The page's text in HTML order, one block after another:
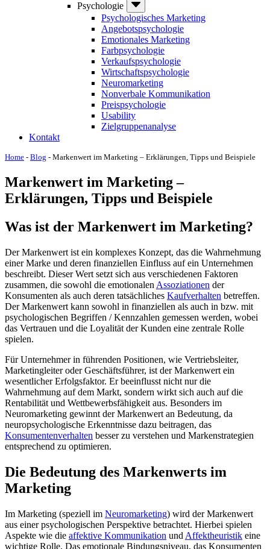
Psychologie
Psychologisches Marketing
Angebotspsychologie
Emotionales Marketing
Farbpsychologie
Verkaufspsychologie
Wirtschaftspsychologie
Neuromarketing
Nonverbale Kommunikation
Preispsychologie
Usability
Zielgruppenanalyse
Kontakt
Home - Blog - Markenwert im Marketing – Erklärungen, Tipps und Beispiele
Markenwert im Marketing –
Erklärungen, Tipps und Beispiele
Was ist der Markenwert im Marketing?
Der Markenwert ist ein komplexes Konzept, das die Wahrnehmung
einer Marke und deren finanziellen Einfluss auf ein Unternehmen
beschreibt. Dieser Wert setzt sich aus verschiedenen Faktoren
zusammen, die sowohl die emotionalen Assoziationen der
Konsumenten als auch deren tatsächliches Kaufverhalten betreffen.
Der Markenwert kann sowohl in finanziellen als auch in bzw. mit
psychologischen Begriffen / Kennzahlen gemessen werden, wobei
das Vertrauen und die Loyalität der Kunden eine zentrale Rolle
spielen.
Für Unternehmer in führenden Positionen, wie Vertriebsleiter,
Marketingleiter oder Geschäftsführer, ist der Markenwert ein
wesentlicher Erfolgsfaktor. Er beeinflusst nicht nur die
Wahrnehmung auf dem Markt, sondern wirkt sich auch auf die
Rentabilität und Wettbewerbsfähigkeit aus. Besonders im
Neuromarketing gewinnt der Markenwert an Bedeutung, da
neuropsychologische Erkenntnisse dazu beitragen, das
Konsumentenverhalten besser zu verstehen und Markenstrategien
entsprechend zu optimieren.
Die Bedeutung des Markenwerts im
Marketing
Im Marketing (speziell im Neuromarketing) wird der Markenwert
aus einer psychologischen Perspektive betrachtet. Hierbei spielen
Aspekte wie die affektive Kommunikation und Affektheuristik eine
wichtige Rolle. Das emotionale Bindungsniveau, das Konsumenten